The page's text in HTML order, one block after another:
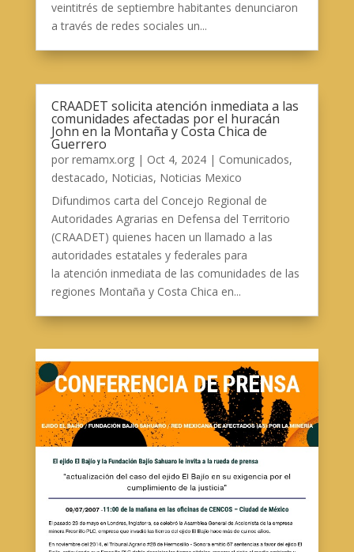
veintitrés de septiembre habitantes denunciaron
a través de redes sociales un...
CRAADET solicita atención inmediata a las
comunidades afectadas por el huracán
John en la Montaña y Costa Chica de
Guerrero
por remamx.org| Oct 4, 2024| Comunicados,
destacado, Noticias, Noticias Mexico
Difundimos carta del Concejo Regional de
Autoridades Agrarias en Defensa del Territorio
(CRAADET) quienes hacen un llamado a las
autoridades estatales y federales para
la atención inmediata de las comunidades de las
regiones Montaña y Costa Chica en...